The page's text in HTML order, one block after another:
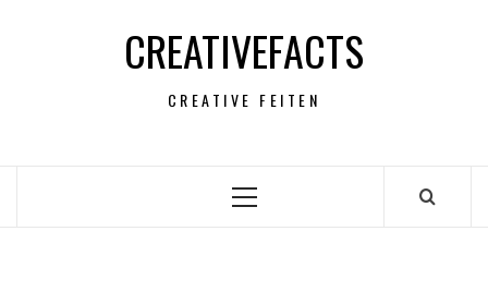
CREATIVEFACTS
CREATIVE FEITEN
Primair